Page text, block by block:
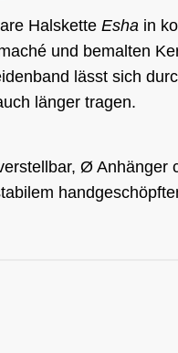
Halskette Esha in
und bemalten
lässt sich
länger tragen.
Ø Anhänger